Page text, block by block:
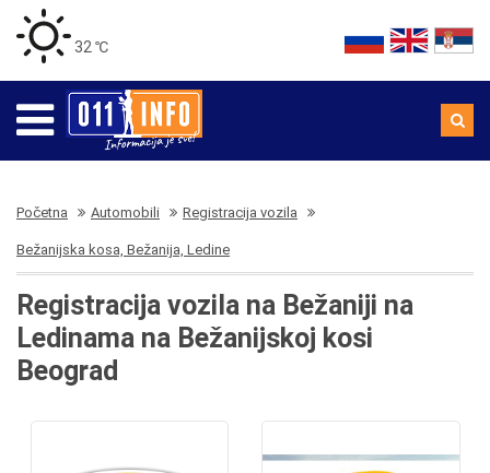
32 ℃
Početna Automobili Registracija vozila
Bežanijska kosa, Bežanija, Ledine
Registracija vozila na Bežaniji na
Ledinama na Bežanijskoj kosi
Beograd